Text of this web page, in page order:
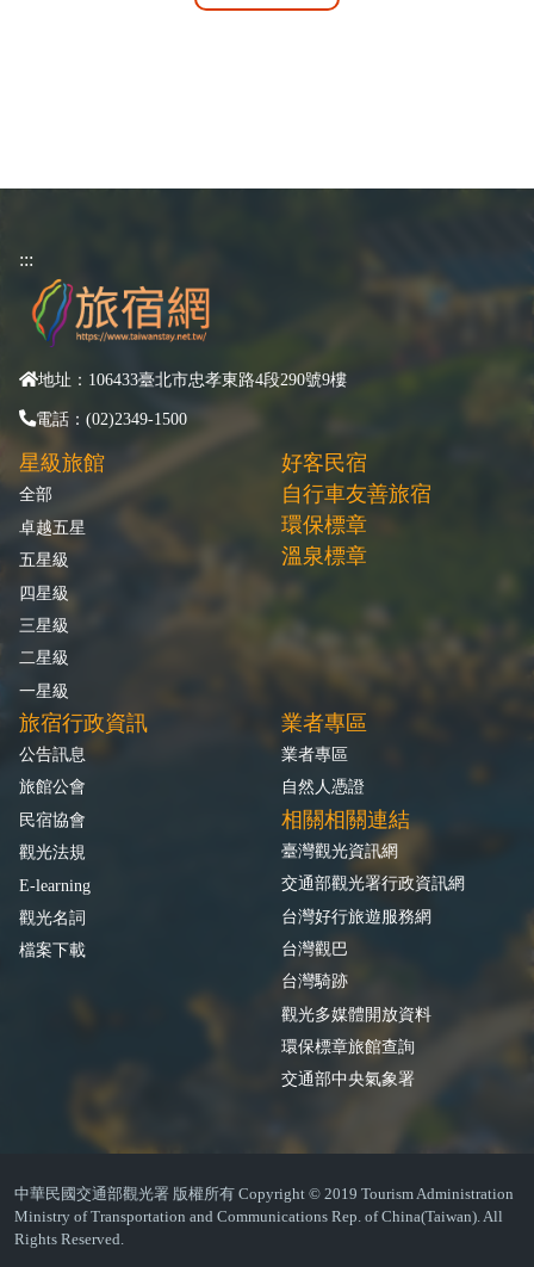
:::
地址：106433臺北市忠孝東路4段290號9樓
電話：(02)2349-1500
星級旅館
全部
卓越五星
五星級
四星級
三星級
二星級
一星級
好客民宿
自行車友善旅宿
環保標章
溫泉標章
旅宿行政資訊
公告訊息
旅館公會
民宿協會
觀光法規
E-learning
觀光名詞
檔案下載
業者專區
業者專區
自然人憑證
相關相關連結
臺灣觀光資訊網
交通部觀光署行政資訊網
台灣好行旅遊服務網
台灣觀巴
台灣騎跡
觀光多媒體開放資料
環保標章旅館查詢
交通部中央氣象署
中華民國交通部觀光署 版權所有 Copyright © 2019 Tourism Administration
Ministry of Transportation and Communications Rep. of China(Taiwan). All
Rights Reserved.